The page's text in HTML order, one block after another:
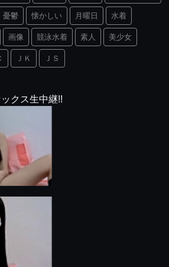
憂鬱 懐かしい 月曜日 水着
画像 競泳水着 素人 美少女
ＪＫ ＪＳ
クス生中継!!